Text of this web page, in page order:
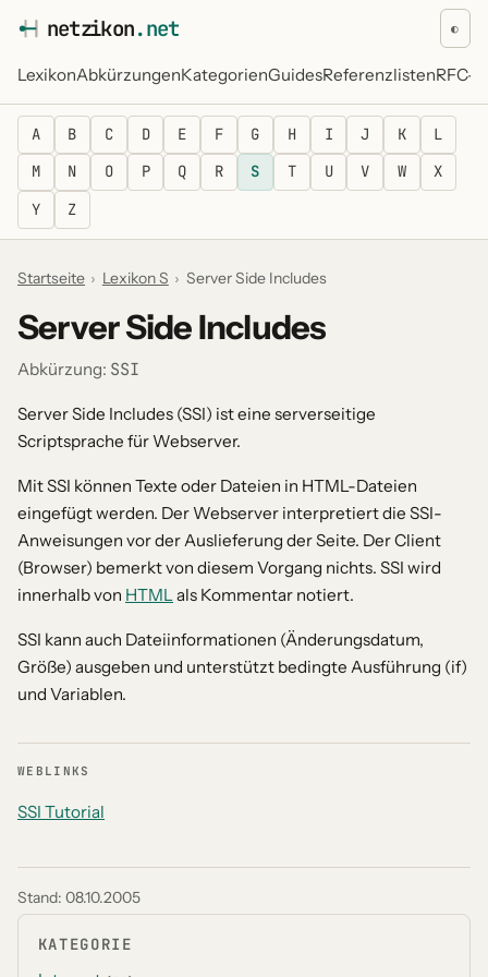
netzikon.net
LexikonAbkürzungenKategorienGuidesReferenzlistenRFC-
◐
A B C D E F G H I J K
L
M
N O P Q R S T U V W
X
Y
Z
Startseite › Lexikon S › Server Side Includes
Server Side Includes
Abkürzung: SSI
Server Side Includes (SSI) ist eine serverseitige
Scriptsprache für Webserver.
Mit SSI können Texte oder Dateien in HTML-Dateien
eingefügt werden. Der Webserver interpretiert die SSI-
Anweisungen vor der Auslieferung der Seite. Der Client
(Browser) bemerkt von diesem Vorgang nichts. SSI wird
innerhalb von HTMLals Kommentar notiert.
SSI kann auch Dateiinformationen (Änderungsdatum,
Größe) ausgeben und unterstützt bedingte Ausführung (if)
und Variablen.
WEBLINKS
SSI Tutorial
Stand: 08.10.2005
KATEGORIE